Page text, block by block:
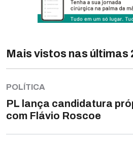
Mais vistos nas últimas
POLÍTICA
PL lança candidatura
com Flávio Roscoe